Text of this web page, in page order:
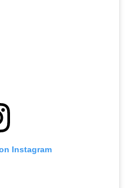
Instagram